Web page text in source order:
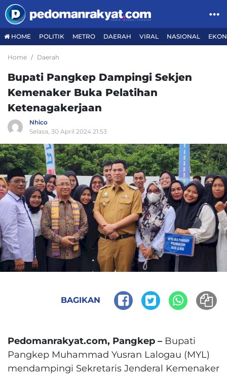
HOME POLITIK METRO DAERAH VIRAL NASIONAL
Home Daerah
Bupati Pangkep Dampingi Sekjen
Kemenaker Buka Pelatihan
Ketenagakerjaan
Nhico
Selasa, 30 April 2024 21:53
BAGIKAN
Pedomanrakyat.com, Pangkep – Bupati
Pangkep Muhammad Yusran Lalogau (MYL)
mendampingi Sekretaris Jenderal Kemenaker